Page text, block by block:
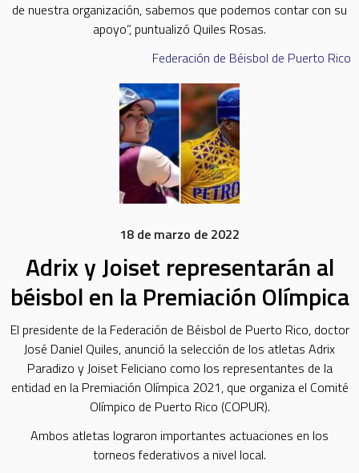
de nuestra organización, sabemos que podemos contar con su
apoyo”, puntualizó Quiles Rosas.
Federación de Béisbol de Puerto Rico
18 de marzo de 2022
Adrix y Joiset representarán al
béisbol en la Premiación Olímpica
El presidente de la Federación de Béisbol de Puerto Rico, doctor
José Daniel Quiles, anunció la selección de los atletas Adrix
Paradizo y Joiset Feliciano como los representantes de la
entidad en la Premiación Olímpica 2021, que organiza el Comité
Olímpico de Puerto Rico (COPUR).
Ambos atletas lograron importantes actuaciones en los
torneos federativos a nivel local.